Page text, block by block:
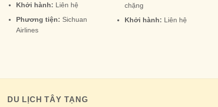
Khởi hành: Liên hệ
Phương tiện: Sichuan
Airlines
chặng
Khởi hành: Liên hệ
DU LỊCH TÂY TẠNG